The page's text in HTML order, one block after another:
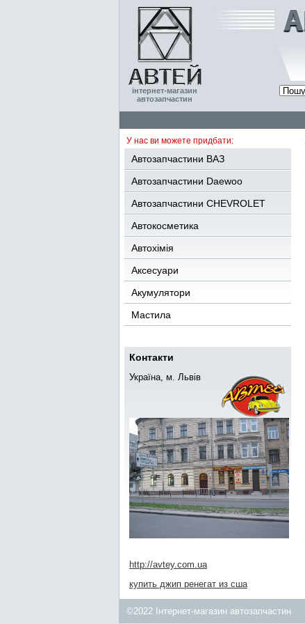
інтернет-магазин
автозапчастин
У нас ви можете придбати:
Автозапчастини ВАЗ
Автозапчастини Daewoo
Автозапчастини CHEVROLET
Автокосметика
Автохімія
Аксесуари
Акумулятори
Мастила
Контакти
Україна, м. Львів
http://avtey.com.ua
купить джип ренегат из сша
©2022 Інтернет-магазин автозапчастин